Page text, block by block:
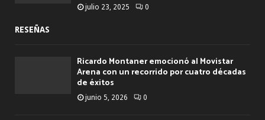
julio 23, 2025 0
RESEÑAS
Ricardo Montaner emocionó al Movistar
Arena con un recorrido por cuatro décadas
de éxitos
junio 5, 2026 0